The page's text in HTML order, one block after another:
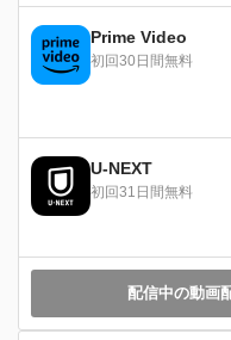
ンセ、大
クパッカ
いと祖母
Prime Video
初回30日間無料
U-NEXT
初回31日間無料
配信中の動画